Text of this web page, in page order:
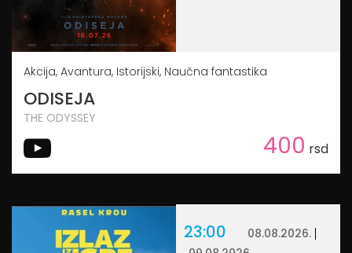
Akcija, Avantura, Istorijski, Naučna fantastika
ODISEJA
THE ODYSSEY
400 rsd
23:00
08.08.2026.